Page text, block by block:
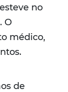
no
O
médico,
de